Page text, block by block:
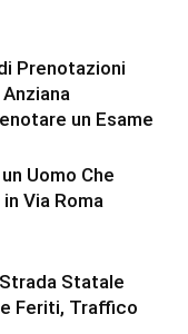
Prenotazioni
un Esame
Uomo Che
Via Roma
Statale
Feriti, Traffico